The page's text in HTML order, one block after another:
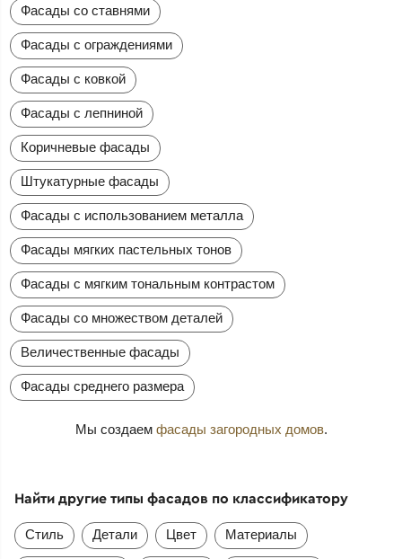
Фасады со ставнями
Фасады с ограждениями
Фасады с ковкой
Фасады с лепниной
Коричневые фасады
Штукатурные фасады
Фасады с использованием металла
Фасады мягких пастельных тонов
Фасады с мягким тональным контрастом
Фасады со множеством деталей
Величественные фасады
Фасады среднего размера
Мы создаем фасады загородных домов.
Найти другие типы фасадов по классификатору
Стиль Детали Цвет Материалы